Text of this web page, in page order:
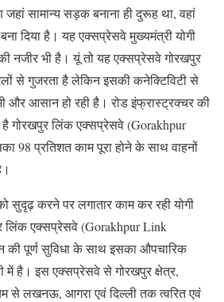
सामान्य सड़क बनाना ही दुरूह था, वहां
दिया है। यह एक्सप्रेसवे मुख्यमंत्री योगी
नजीर भी है। यूं तो यह एक्सप्रेसवे गोरखपुर
से गुजरता है लेकिन इसकी कनेक्टिविटी से
और आसान हो रही है। रोड इंफ्रास्ट्रक्चर की
है गोरखपुर लिंक एक्सप्रेसवे (Gorakhpur
98 प्रतिशत काम पूरा होने के साथ वाहनों
सुदृढ़ करने पर लगातार काम कर रही योगी
लिंक एक्सप्रेसवे (Gorakhpur Link
की पूर्ण सुविधा के साथ इसका औपचारिक
में है। इस एक्सप्रेसवे से गोरखपुर क्षेत्र,
से लखनऊ, आगरा एवं दिल्ली तक त्वरित एवं